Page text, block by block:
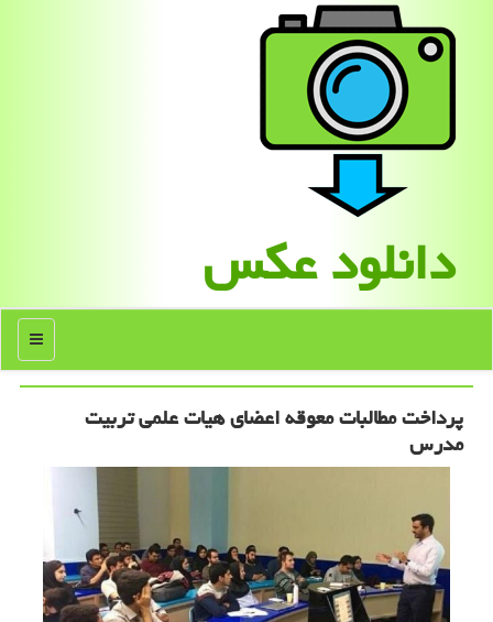
دانلود عكس
منو
پرداخت مطالبات معوقه اعضای هیات علمی تربیت
مدرس